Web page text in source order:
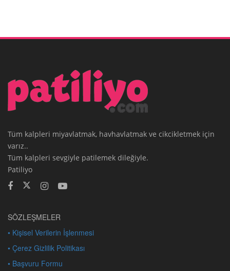
Tüm kalpleri miyavlatmak, havhavlatmak ve cikcikletmek için
varız..
Tüm kalpleri sevgiyle patilemek dileğiyle.
Patiliyo
SÖZLEŞMELER
• Kişisel Verilerin İşlenmesi
• Çerez Gizlilik Politikası
• Başvuru Formu